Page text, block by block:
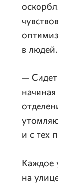
в людей.
—
и с тех
Каждое
на